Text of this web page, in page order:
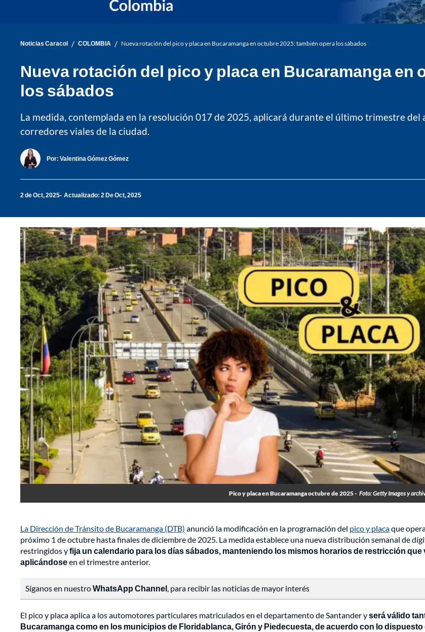
Noticias Caracol / COLOMBIA / Nueva rotación del pico y placa en Bucaramanga en octubre 2025: también opera los sábados
Nueva rotación del pico y placa en Bucaramanga en
los sábados
La medida, contemplada en la resolución 017 de 2025, aplicará durante el último trimestre
corredores viales de la ciudad.
Por: Valentina Gómez Gómez
2 de Oct, 2025 Actualizado: 2 De Oct, 2025
Pico y placa en Bucaramanga octubre de 2025 - Foto: Getty Images y
La Dirección de Tránsito de Bucaramanga (DTB) anunció la modificación en la programación del pico y placaque
próximo 1 de octubre hasta finales de diciembre de 2025. La medida establece una nueva distribución semanal de
restringidos yfija un calendario para los días sábados, manteniendo los mismos horarios de restricción que
aplicándoseen el trimestre anterior.
Síganos en nuestroWhatsApp Channel, para recibir las noticias de mayor interés
El pico y placa aplica a los automotores particulares matriculados en el departamento de Santander yserá válido
Bucaramanga como en los municipios de Floridablanca, Girón y Piedecuesta, de acuerdo con lo dispuesto